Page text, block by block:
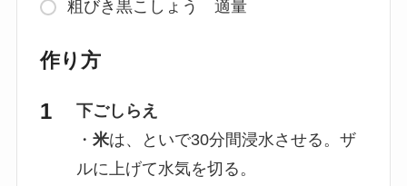
粗びき黒こしょう 適量
作り方
下ごしらえ
・ 米は、といで30分間浸水させる。ザ
ルに上げて水気を切る。